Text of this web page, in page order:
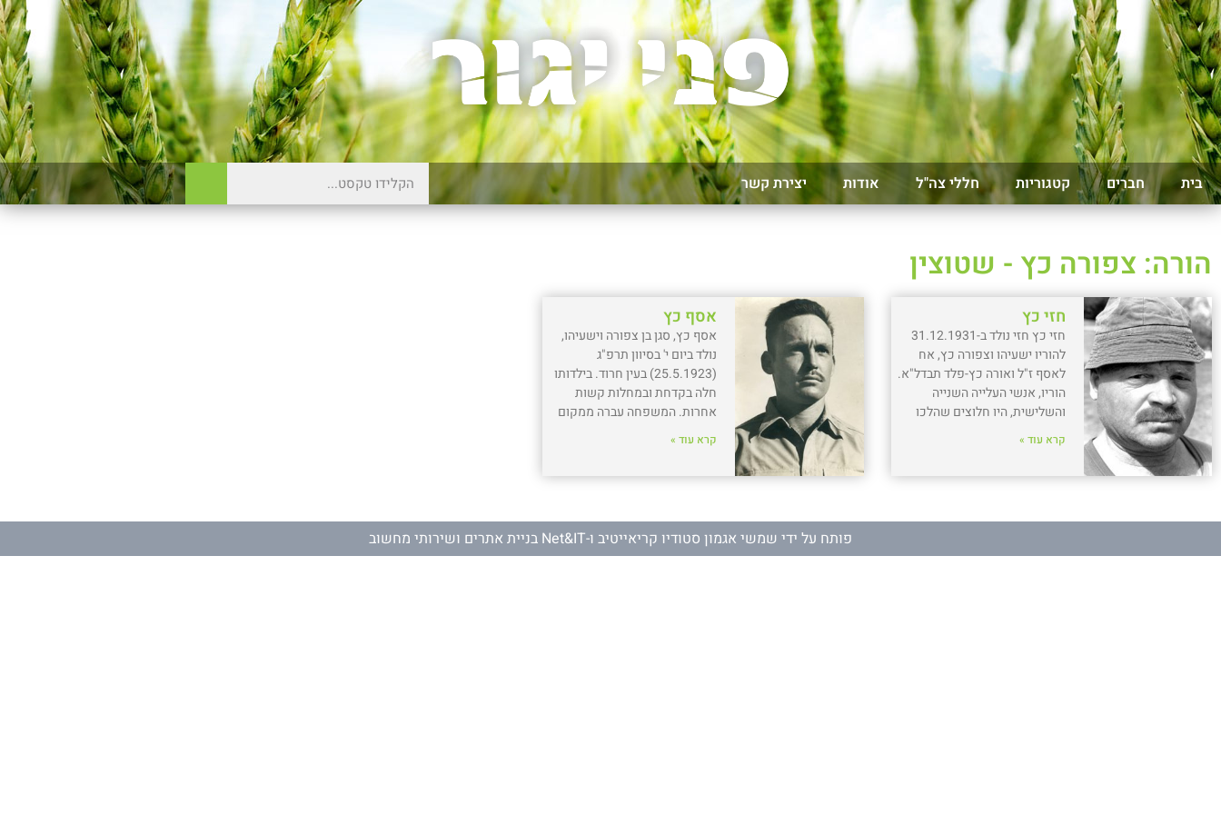
בית חברים קטגוריות חללי צה"ל אודות יצירת קשר
הורה: צפורה כץ - שטוצין
חזי כץ
חזי כץ חזי נולד ב-31.12.1931
להוריו ישעיהו וצפורה כץ, אח
לאסף ז"ל ואורה כץ-פלד תבדל"א.
הוריו, אנשי העלייה השנייה
והשלישית, היו חלוצים שהלכו
קרא עוד »
אסף כץ
אסף כץ, סגן בן צפורה וישעיהו,
נולד ביום י' בסיוון תרפ"ג
(25.5.1923) בעין חרוד. בילדותו
חלה בקדחת ובמחלות קשות
אחרות. המשפחה עברה ממקום
קרא עוד »
פותח על ידי שמשי אגמון סטודיו קריאייטיב ו-Net&IT בניית אתרים ושירותי מחשוב